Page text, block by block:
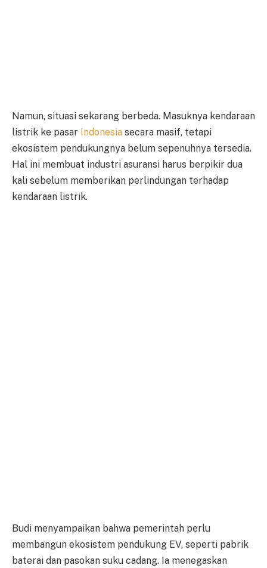
Namun, situasi sekarang berbeda. Masuknya kendaraan
listrik ke pasar Indonesia secara masif, tetapi
ekosistem pendukungnya belum sepenuhnya tersedia.
Hal ini membuat industri asuransi harus berpikir dua
kali sebelum memberikan perlindungan terhadap
kendaraan listrik.
Budi menyampaikan bahwa pemerintah perlu
membangun ekosistem pendukung EV, seperti pabrik
baterai dan pasokan suku cadang. Ia menegaskan